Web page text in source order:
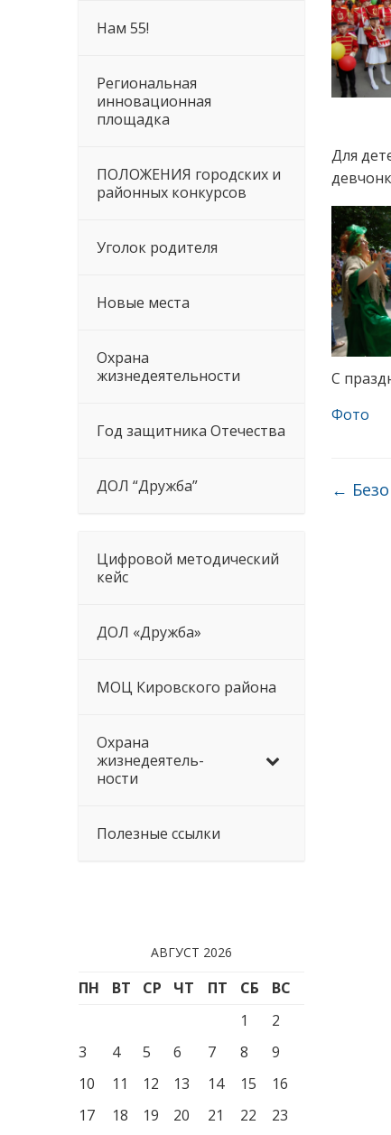
Нам 55!
Региональная
инновационная
площадка
ПОЛОЖЕНИЯ городских и
районных конкурсов
Уголок родителя
Новые места
Охрана
жизнедеятельности
Год защитника Отечества
ДОЛ “Дружба”
Цифровой методический
кейс
ДОЛ «Дружба»
МОЦ Кировского района
Охрана
жизнедеятель-
ности
Полезные ссылки
АВГУСТ 2026
ПН ВТ СР ЧТ ПТ СБ
ВС
1
2
3
4 5 6 7 8
9
10
11 12 13 14 15
16
17
18 19 20 21 22
23
Для
С
Фото
←